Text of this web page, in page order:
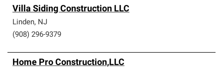
Villa Siding Construction LLC
Linden, NJ
(908) 296-9379
Home Pro Construction,LLC